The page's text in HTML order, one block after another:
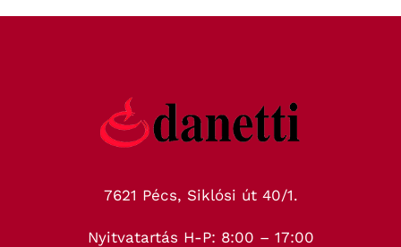
7621 Pécs, Siklósi út 40/1.
Nyitvatartás H-P: 8:00 – 17:00